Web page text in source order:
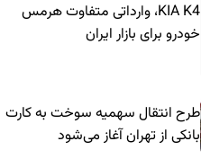
KIA K4، وارداتی متفاوت هرمس
خودرو برای بازار ایران
طرح انتقال سهمیه سوخت به کارت
بانکی از تهران آغاز می‌شود